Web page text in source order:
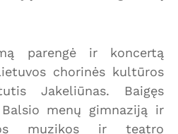
parengė ir koncertą
chorinės kultūros
Jakeliūnas. Baigęs
menų gimnaziją ir
muzikos ir teatro